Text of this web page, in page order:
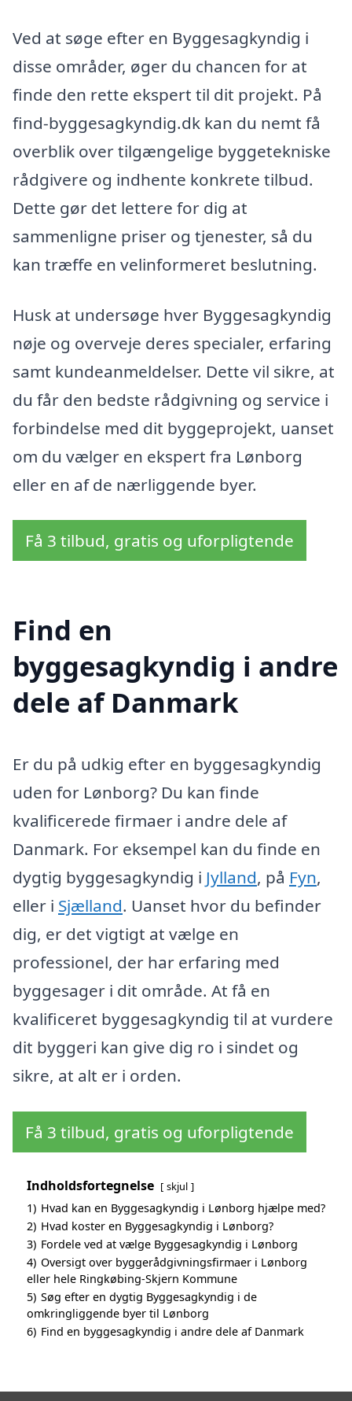
Ved at søge efter en Byggesagkyndig i
disse områder, øger du chancen for at
finde den rette ekspert til dit projekt. På
find-byggesagkyndig.dk kan du nemt få
overblik over tilgængelige byggetekniske
rådgivere og indhente konkrete tilbud.
Dette gør det lettere for dig at
sammenligne priser og tjenester, så du
kan træffe en velinformeret beslutning.
Husk at undersøge hver Byggesagkyndig
nøje og overveje deres specialer, erfaring
samt kundeanmeldelser. Dette vil sikre, at
du får den bedste rådgivning og service i
forbindelse med dit byggeprojekt, uanset
om du vælger en ekspert fra Lønborg
eller en af de nærliggende byer.
Få 3 tilbud, gratis og uforpligtende
Find en
byggesagkyndig i andre
dele af Danmark
Er du på udkig efter en byggesagkyndig
uden for Lønborg? Du kan finde
kvalificerede firmaer i andre dele af
Danmark. For eksempel kan du finde en
dygtig byggesagkyndig i Jylland, på Fyn,
eller i Sjælland. Uanset hvor du befinder
dig, er det vigtigt at vælge en
professionel, der har erfaring med
byggesager i dit område. At få en
kvalificeret byggesagkyndig til at vurdere
dit byggeri kan give dig ro i sindet og
sikre, at alt er i orden.
Få 3 tilbud, gratis og uforpligtende
Indholdsfortegnelse skjul
1) Hvad kan en Byggesagkyndig i Lønborg hjælpe med?
2) Hvad koster en Byggesagkyndig i Lønborg?
3) Fordele ved at vælge Byggesagkyndig i Lønborg
4) Oversigt over byggerådgivningsfirmaer i Lønborg
eller hele Ringkøbing-Skjern Kommune
5) Søg efter en dygtig Byggesagkyndig i de
omkringliggende byer til Lønborg
6) Find en byggesagkyndig i andre dele af Danmark